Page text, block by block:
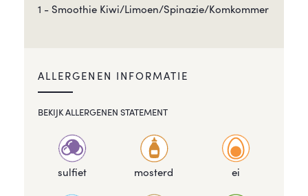
1 - Smoothie Kiwi/Limoen/Spinazie/Komkommer
ALLERGENEN INFORMATIE
BEKIJK ALLERGENEN STATEMENT
sulfiet mosterd ei